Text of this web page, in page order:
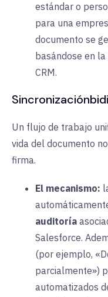
estándar o
para una
documento se
basándose en
CRM.
Sincronización
Un flujo de trabajo
vida del documento
firma.
El mecanismo:
auditoría
Salesforce.
(por ejemplo,
parcialmente»)
automatizados